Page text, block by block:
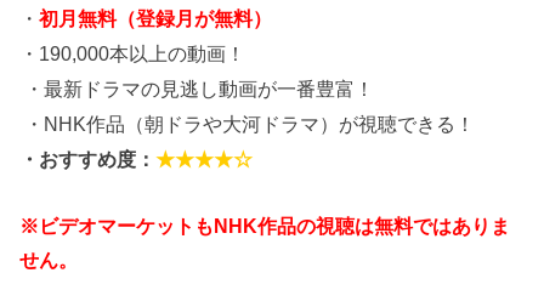
・初月無料（登録月が無料）
・190,000本以上の動画！
・最新ドラマの見逃し動画が一番豊富！
・NHK作品（朝ドラや大河ドラマ）が視聴できる！
・おすすめ度：★★★★☆
※ビデオマーケットもNHK作品の視聴は無料ではありま
せん。